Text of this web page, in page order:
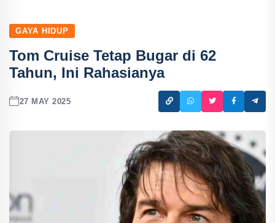
GAYA HIDUP
Tom Cruise Tetap Bugar di 62
Tahun, Ini Rahasianya
27 MAY 2025